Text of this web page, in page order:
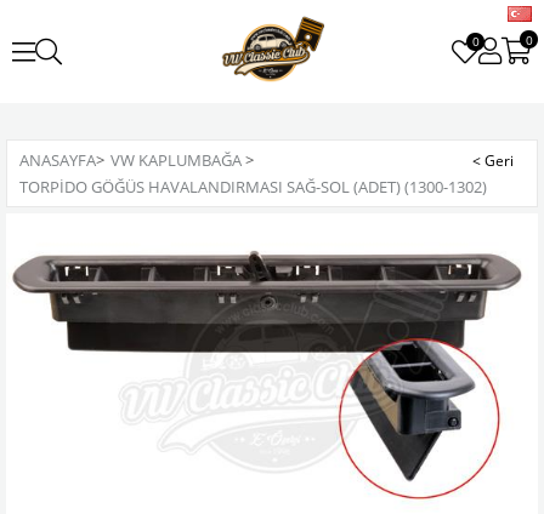
0 0
ANASAYFA> VW KAPLUMBAĞA>
TORPIDO GÖĞÜS HAVALANDIRMASI SAĞ-SOL (ADET) (1300-1302)